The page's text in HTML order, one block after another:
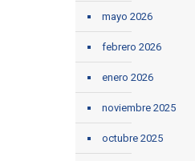
mayo 2026
febrero 2026
enero 2026
noviembre 2025
octubre 2025